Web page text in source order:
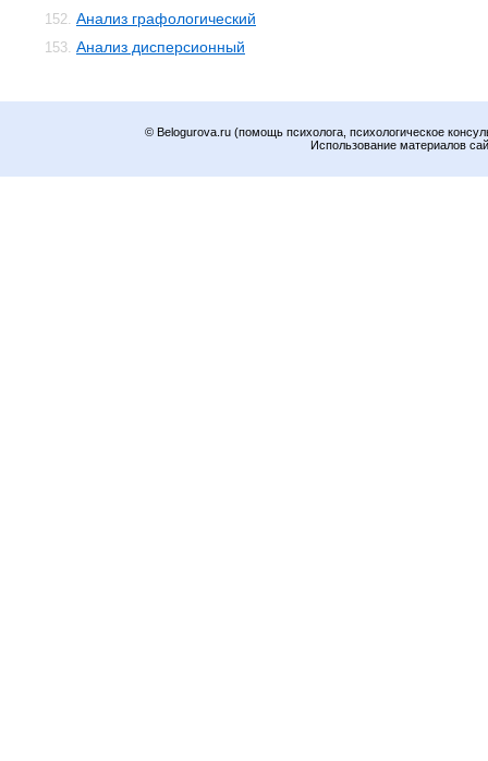
152. Анализ графологический
153. Анализ дисперсионный
© Belogurova.ru (помощь психолога, психологическое
Использование материалов